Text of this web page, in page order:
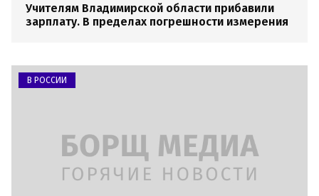
Учителям Владимирской области прибавили
зарплату. В пределах погрешности измерения
В РОССИИ